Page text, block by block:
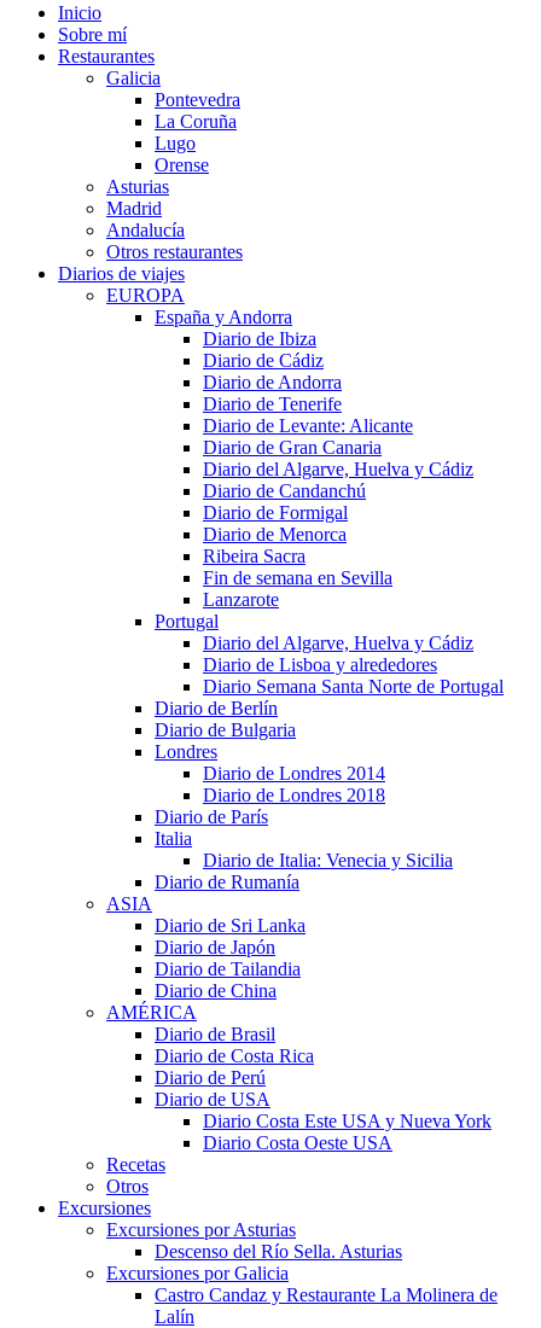
Inicio
Sobre mí
Restaurantes
Galicia
Pontevedra
La Coruña
Lugo
Orense
Asturias
Madrid
Andalucía
Otros restaurantes
Diarios de viajes
EUROPA
España y Andorra
Diario de Ibiza
Diario de Cádiz
Diario de Andorra
Diario de Tenerife
Diario de Levante: Alicante
Diario de Gran Canaria
Diario del Algarve, Huelva y Cádiz
Diario de Candanchú
Diario de Formigal
Diario de Menorca
Ribeira Sacra
Fin de semana en Sevilla
Lanzarote
Portugal
Diario del Algarve, Huelva y Cádiz
Diario de Lisboa y alrededores
Diario Semana Santa Norte de Portugal
Diario de Berlín
Diario de Bulgaria
Londres
Diario de Londres 2014
Diario de Londres 2018
Diario de París
Italia
Diario de Italia: Venecia y Sicilia
Diario de Rumanía
ASIA
Diario de Sri Lanka
Diario de Japón
Diario de Tailandia
Diario de China
AMÉRICA
Diario de Brasil
Diario de Costa Rica
Diario de Perú
Diario de USA
Diario Costa Este USA y Nueva York
Diario Costa Oeste USA
Recetas
Otros
Excursiones
Excursiones por Asturias
Descenso del Río Sella. Asturias
Excursiones por Galicia
Castro Candaz y Restaurante La Molinera de
Lalín